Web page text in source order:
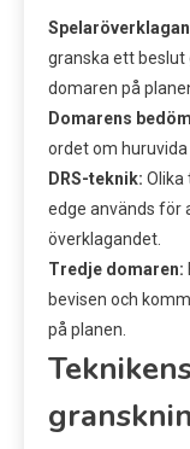
granska ett
domaren på
Domarens
ordet om
DRS-teknik: Olika
edge används för
överklagandet.
Tredje domaren:
bevisen och
på planen.